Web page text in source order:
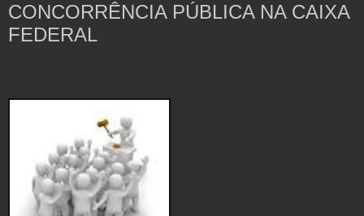
CONCORRÊNCIA PÚBLICA NA CAIXA
FEDERAL